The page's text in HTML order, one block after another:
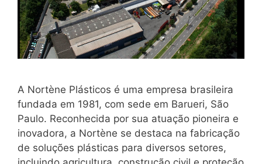
A Nortène Plásticos é uma empresa brasileira
fundada em 1981, com sede em Barueri, São
Paulo. Reconhecida por sua atuação pioneira e
inovadora, a Nortène se destaca na fabricação
de soluções plásticas para diversos setores,